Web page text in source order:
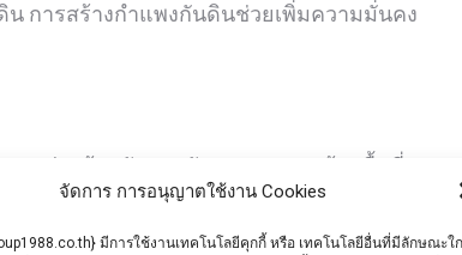
จัดการ การอนุญาตใช้งาน Cookies
มีการใช้งานเทคโนโลยีคุกกี้ หรือ เทคโนโลยีอื่นที่มีลักษณะใ
การสร้างกำแพงกันดินช่วยเพิ่มความมั่นคง
ถช่วยป้องกันการกัดเซาะและปกป้องพื้นที่
นดินที่สร้างอย่างมีประสิทธิภาพสามารถ